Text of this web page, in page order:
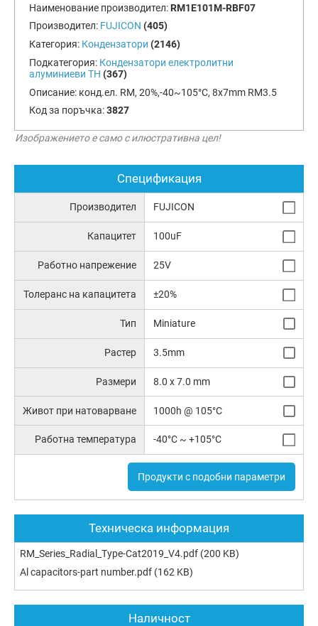
Наименование производител: RM1E101M-RBF07
Производител: FUJICON (405)
Категория: Кондензатори (2146)
Подкатегория: Кондензатори електролитни
алуминиеви TH (367)
Описание: конд.ел. RM, 20%,-40~105°C, 8x7mm RM3.5
Код за поръчка:3827
Изображението е само с илюстративна цел!
Спецификация
Производител FUJICON
Капацитет 100uF
Работно напрежение 25V
Толеранс на капацитета ±20%
Тип Miniature
Растер 3.5mm
Размери 8.0 x 7.0 mm
Живот при натоварване 1000h @ 105°C
Работна температура -40°C ~ +105°C
Продукти с подобни параметри
Техническа информация
RM_Series_Radial_Type-Cat2019_V4.pdf (200 KB)
Al capacitors-part number.pdf (162 KB)
Наличност